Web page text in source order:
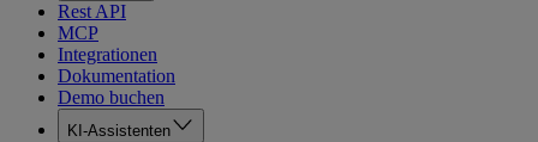
Rest API
MCP
Integrationen
Dokumentation
Demo buchen
KI-Assistenten